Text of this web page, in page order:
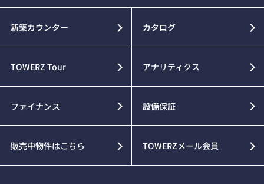
新築カウンター カタログ
TOWERZ Tour アナリティクス
ファイナンス 設備保証
販売中物件はこちら TOWERZメール会員